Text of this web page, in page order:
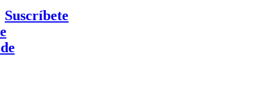
Suscríbete